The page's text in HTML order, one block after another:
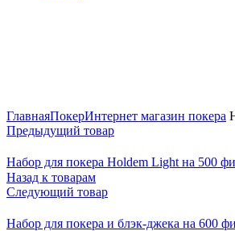
ГлавнаяПокерИнтернет магазин покера
Предыдущий товар
Набор для покера Holdem Light на 500
Назад к товарам
Следующий товар
Набор для покера и блэк-джека на 600